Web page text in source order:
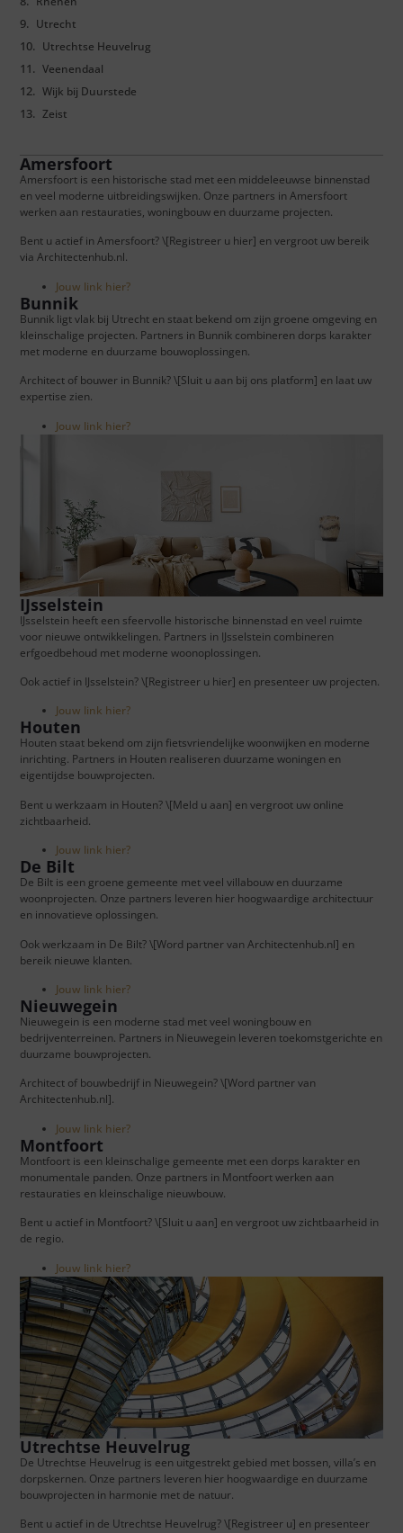
Utrecht
Utrechtse Heuvelrug
Veenendaal
Wijk bij Duurstede
Zeist
Amersfoort
Amersfoort is een historische stad met een middeleeuwse binnenstad
en veel moderne uitbreidingswijken. Onze partners in Amersfoort
werken aan restauraties, woningbouw en duurzame projecten.
Bent u actief in Amersfoort? \[Registreer u hier] en vergroot uw bereik
via Architectenhub.nl.
Jouw link hier?
Bunnik
Bunnik ligt vlak bij Utrecht en staat bekend om zijn groene omgeving en
kleinschalige projecten. Partners in Bunnik combineren dorps karakter
met moderne en duurzame bouwoplossingen.
Architect of bouwer in Bunnik? \[Sluit u aan bij ons platform] en laat uw
expertise zien.
Jouw link hier?
De Bilt
De Bilt is een groene gemeente met veel villabouw en duurzame
woonprojecten. Onze partners leveren hier hoogwaardige architectuur
en innovatieve oplossingen.
Ook werkzaam in De Bilt? \[Word partner van Architectenhub.nl] en
bereik nieuwe klanten.
Jouw link hier?
Houten
Houten staat bekend om zijn fietsvriendelijke woonwijken en moderne
inrichting. Partners in Houten realiseren duurzame woningen en
eigentijdse bouwprojecten.
Bent u werkzaam in Houten? \[Meld u aan] en vergroot uw online
zichtbaarheid.
Jouw link hier?
IJsselstein
IJsselstein heeft een sfeervolle historische binnenstad en veel ruimte
voor nieuwe ontwikkelingen. Partners in IJsselstein combineren
erfgoedbehoud met moderne woonoplossingen.
Ook actief in IJsselstein? \[Registreer u hier] en presenteer uw projecten.
Jouw link hier?
Montfoort
Montfoort is een kleinschalige gemeente met een dorps karakter en
monumentale panden. Onze partners in Montfoort werken aan
restauraties en kleinschalige nieuwbouw.
Bent u actief in Montfoort? \[Sluit u aan] en vergroot uw zichtbaarheid in
de regio.
Jouw link hier?
Nieuwegein
Nieuwegein is een moderne stad met veel woningbouw en
bedrijventerreinen. Partners in Nieuwegein leveren toekomstgerichte en
duurzame bouwprojecten.
Architect of bouwbedrijf in Nieuwegein? \[Word partner van
Architectenhub.nl].
Jouw link hier?
Utrechtse Heuvelrug
De Utrechtse Heuvelrug is een uitgestrekt gebied met bossen, villa’s en
dorpskernen. Onze partners leveren hier hoogwaardige en duurzame
bouwprojecten in harmonie met de natuur.
Bent u actief in de Utrechtse Heuvelrug? \[Registreer u] en presenteer